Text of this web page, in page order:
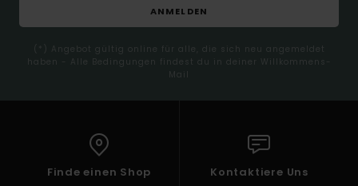
ANMELDEN
(*) Angebot gültig online für alle, die sich neu angemeldet
haben - Alle Bedingungen findest du in deiner Willkommens-
Mail
Finde einen Shop Kontaktiere Uns